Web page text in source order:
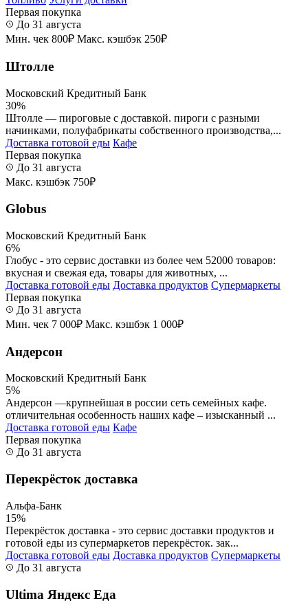
Первая покупка
До 31 августа
Мин. чек 800₽ Макс. кэшбэк 250₽
Штолле
Московский Кредитный Банк
30%
Штолле — пироговые с доставкой. пироги с разными
начинками, полуфабрикаты собственного производства,...
Доставка готовой еды Кафе
Первая покупка
До 31 августа
Макс. кэшбэк 750₽
Globus
Московский Кредитный Банк
6%
Глобус - это сервис доставки из более чем 52000 товаров:
вкусная и свежая еда, товары для животных, ...
Доставка готовой еды Доставка продуктов Супермаркеты
Первая покупка
До 31 августа
Мин. чек 7 000₽ Макс. кэшбэк 1 000₽
Андерсон
Московский Кредитный Банк
5%
Андерсон —крупнейшая в россии сеть семейных кафе.
отличительная особенность наших кафе – изысканный ...
Доставка готовой еды Кафе
Первая покупка
До 31 августа
Перекрёсток доставка
Альфа-Банк
15%
Перекрёсток доставка - это сервис доставки продуктов и
готовой еды из супермаркетов перекрёсток. зак...
Доставка готовой еды Доставка продуктов Супермаркеты
До 31 августа
Ultima Яндекс Еда